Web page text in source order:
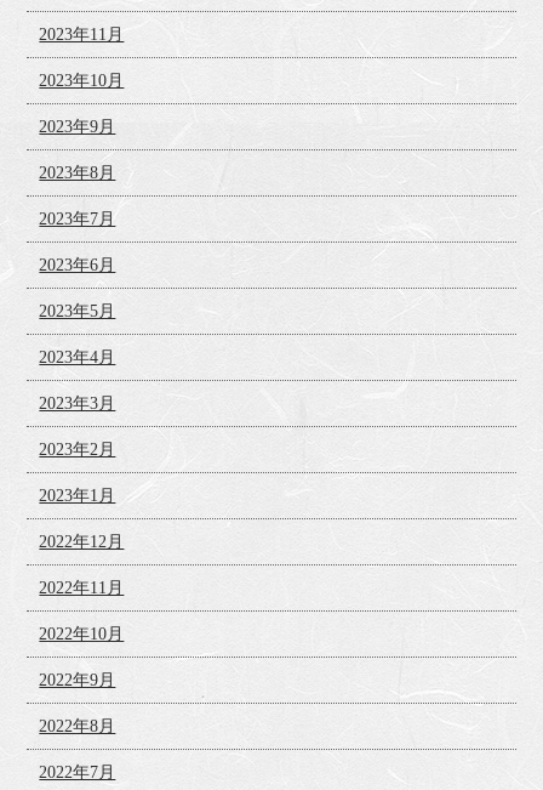
2023年11月
2023年10月
2023年9月
2023年8月
2023年7月
2023年6月
2023年5月
2023年4月
2023年3月
2023年2月
2023年1月
2022年12月
2022年11月
2022年10月
2022年9月
2022年8月
2022年7月